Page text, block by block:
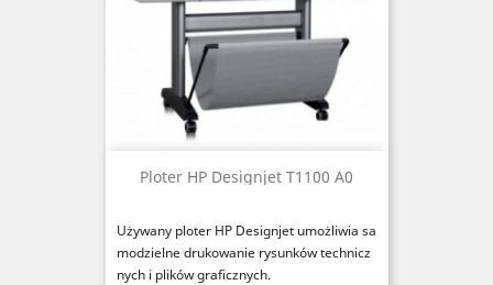
Ploter HP Designjet T1100 A0
Używany ploter HP Designjet umożliwia sa
modzielne drukowanie rysunków technicz
nych i plików graficznych.